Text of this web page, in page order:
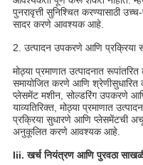
पुनरावृत्ती सुनिश्चित करण्यासाठी
सादर करणे आवश्यक आहे.
2. उत्पादन उपकरणे आणि प्रक्रिया
मोठ्या प्रमाणात उत्पादनात
समायोजित करणे आणि
प्लेसमेंट मशीन, सोल्डरिंग उपकरणे
याव्यतिरिक्त, मोठ्या प्रमाणात
प्रक्रिया सुधारणे आणि प्लेसमेंटची
अनुकूलित करणे आवश्यक आहे.
Iii. खर्च नियंत्रण आणि पुरवठा